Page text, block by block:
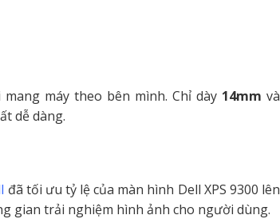
máy theo bên mình. Chỉ dày 14mm và
dễ dàng.
đã tối ưu tỷ lệ của màn hình Dell XPS 9300 lên
gian trải nghiệm hình ảnh cho người dùng.